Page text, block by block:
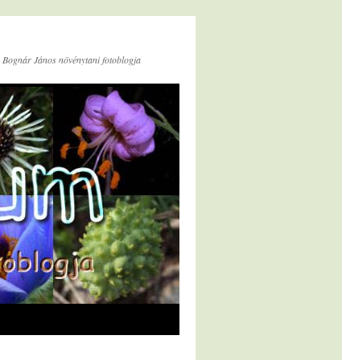
Bognár János növénytani fotoblogja